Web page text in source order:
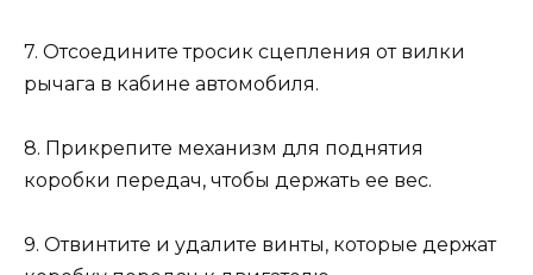
7. Отсоедините тросик сцепления от вилки
рычага в кабине автомобиля.
8. Прикрепите механизм для поднятия
коробки передач, чтобы держать ее вес.
9. Отвинтите и удалите винты, которые держат